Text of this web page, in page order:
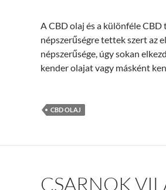
A CBD olaj és a különféle
népszerűségre tettek szert az
népszerűsége, úgy sokan
kender olajat vagy másként
CBD OLAJ
CSARNOK